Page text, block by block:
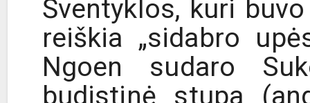
Šventyklos, kuri
reiškia „sidabro
Ngoen sudaro
budistinė stupa